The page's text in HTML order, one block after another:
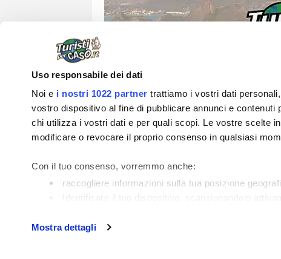
Uso responsabile dei dati
Noi e i nostri 1022 partner trattiamo i vostri dati
vostro dispositivo al fine di pubblicare annunci e
chi utilizza i vostri dati e per quali scopi. Le vostre scelte
modificare o revocare il proprio consenso in qualsiasi
Con il tuo consenso, vorremmo anche:
raccogliere informazioni sulla tua posizione
Dichiarazione sui cookie.
Mostra dettagli